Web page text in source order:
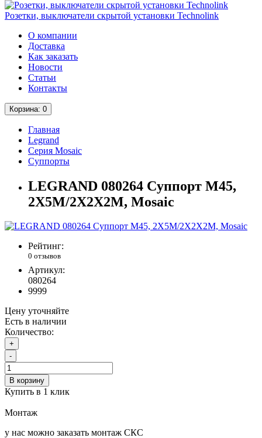
Розетки, выключатели скрытой установки Technolink
О компании
Доставка
Как заказать
Новости
Статьи
Контакты
Корзина: 0
Главная
Legrand
Серия Mosaic
Суппорты
LEGRAND 080264 Cуппорт М45,
2Х5М/2Х2Х2М, Mosaic
Рейтинг:
0 отзывов
Артикул:
080264
9999
Цену уточняйте
Есть в наличии
Количество:
+
-
В корзину
Купить в 1 клик
Монтаж
у нас можно заказать монтаж СКС